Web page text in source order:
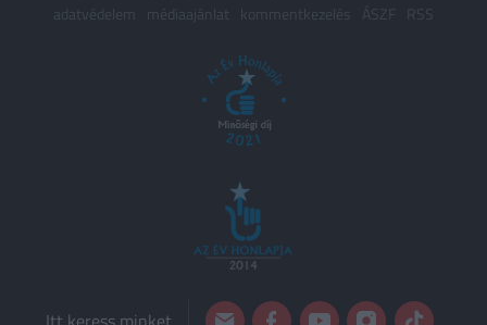
adatvédelem
médiaajánlat kommentkezelés ÁSZF RSS